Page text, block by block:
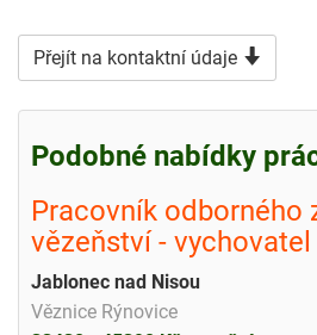
Přejít na kontaktní údaje
Podobné nabídky
Pracovník odborného
vězeňství - vychovatel
Jablonec nad Nisou
Věznice Rýnovice